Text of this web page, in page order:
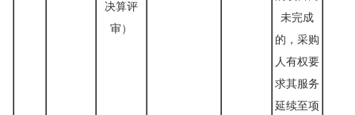
决算评
审）
未完成
的，采购
人有权要
求其服务
延续至项